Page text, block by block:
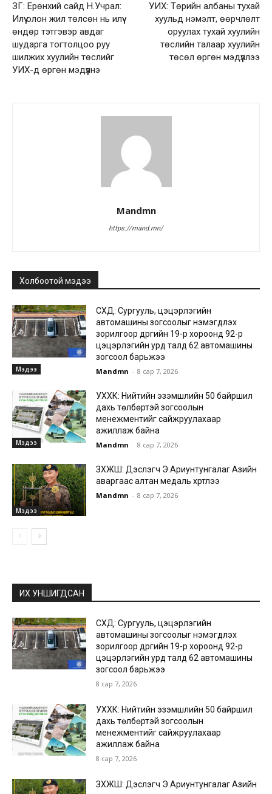
ЗГ: Ерөнхий сайд Н.Учрал:
Илүү олон жил төлсөн нь илүү
өндөр тэтгэвэр авдаг
шударга тогтолцоо руу
шилжих хуулийн төслийг
УИХ-д өргөн мэдүүлнэ
УИХ: Төрийн албаны тухай
хуульд нэмэлт, өөрчлөлт
оруулах тухай хуулийн
төслийн талаар хуулийн
төсөл өргөн мэдүүллээ
Mandmn
https://mand.mn/
Холбоотой мэдээ
Мэдээ
СХД: Сургууль, цэцэрлэгийн
автомашины зогсоолыг нэмэгдүүлэх
зорилгоор дүүргийн 19-р хороонд 92-р
цэцэрлэгийн урд талд 62 автомашины
зогсоол барьжээ
Mandmn - 8 сар 7, 2026
Мэдээ
УХХК: Нийтийн эзэмшлийн 50 байршил
дахь төлбөртэй зогсоолын
менежментийг сайжруулахаар
ажиллаж байна
Mandmn - 8 сар 7, 2026
Мэдээ
ЗХЖШ: Дэслэгч Э.Ариунтунгалаг Азийн
аваргаас алтан медаль хүртлээ
Mandmn - 8 сар 7, 2026
ИХ УНШИГДСАН
СХД: Сургууль, цэцэрлэгийн
автомашины зогсоолыг нэмэгдүүлэх
зорилгоор дүүргийн 19-р хороонд 92-р
цэцэрлэгийн урд талд 62 автомашины
зогсоол барьжээ
8 сар 7, 2026
УХХК: Нийтийн эзэмшлийн 50 байршил
дахь төлбөртэй зогсоолын
менежментийг сайжруулахаар
ажиллаж байна
8 сар 7, 2026
ЗХЖШ: Дэслэгч Э.Ариунтунгалаг Азийн